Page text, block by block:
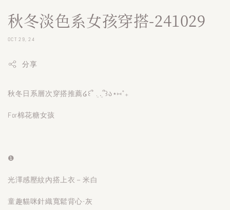
秋冬淡色系女孩穿搭-241029
OCT 29, 24
分享
秋冬日系層次穿搭推薦໒꒰՞ ܸ. .ܸ՞꒱ა⋆⑅˚₊
For棉花糖女孩
❶
光澤感壓紋內搭上衣－米白
童趣貓咪針織寬鬆背心-灰